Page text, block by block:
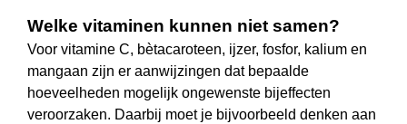
Welke vitaminen kunnen niet samen?
Voor vitamine C, bètacaroteen, ijzer, fosfor, kalium en
mangaan zijn er aanwijzingen dat bepaalde
hoeveelheden mogelijk ongewenste bijeffecten
veroorzaken. Daarbij moet je bijvoorbeeld denken aan